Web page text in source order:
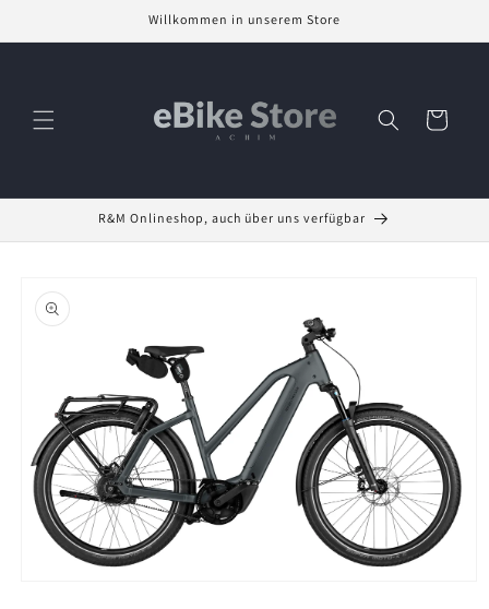
Inhalt
Willkommen in unserem Store
Warenkorb
R&M Onlineshop, auch über uns verfügbar